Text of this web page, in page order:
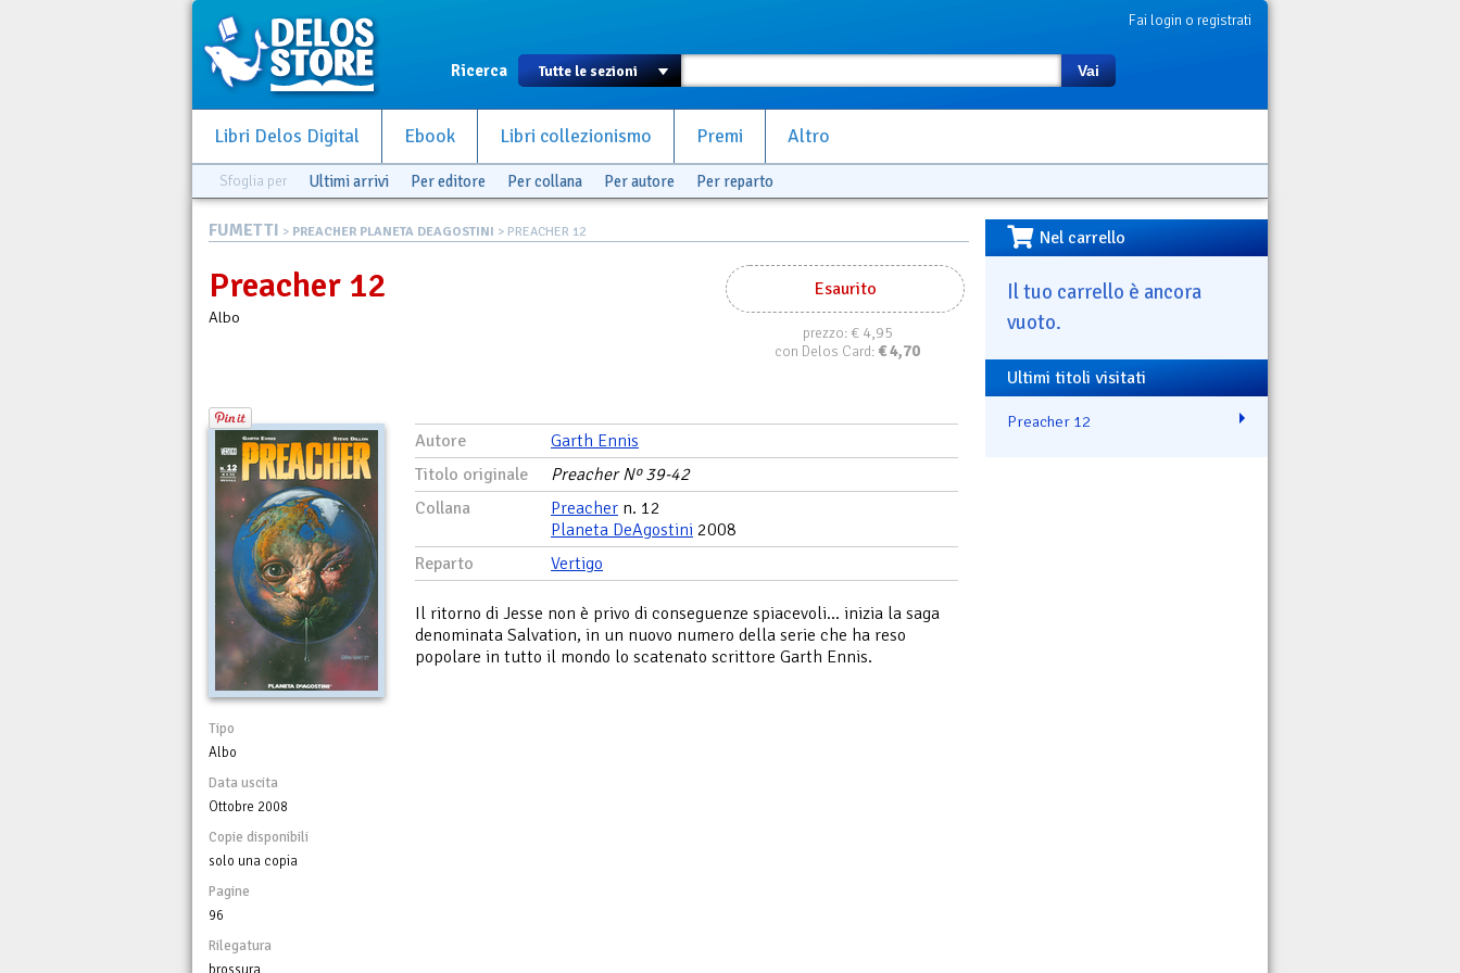
Fai login o registrati
Ricerca Vai
Libri Delos Digital Ebook Libri collezionismo Premi Altro
Sfoglia per Ultimi arrivi Per editore Per collana Per autore Per reparto
FUMETTI > PREACHER PLANETA DEAGOSTINI > PREACHER 12
Esaurito
prezzo:€ 4,95
con Delos Card: €4,70
Preacher 12
Albo
Tipo
Albo
Data uscita
Ottobre 2008
Copie disponibili
solo una copia
Pagine
96
Rilegatura
brossura
Autore
Garth Ennis
Titolo originale
Preacher Nº 39-42
Collana
Preacher n. 12
Planeta DeAgostini 2008
Reparto
Vertigo
Il ritorno di Jesse non è privo di conseguenze spiacevoli... inizia la saga
denominata Salvation, in un nuovo numero della serie che ha reso
popolare in tutto il mondo lo scatenato scrittore Garth Ennis.
Nel carrello
Il tuo carrello è ancora
vuoto.
Ultimi titoli visitati
Preacher 12